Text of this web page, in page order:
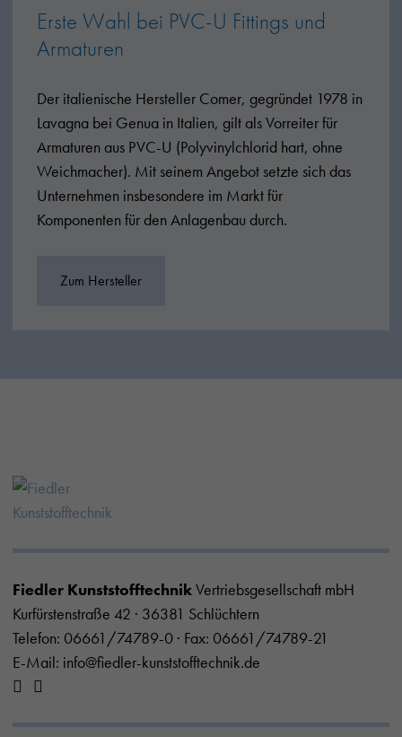
Erste Wahl bei PVC-U Fittings und
Armaturen
Der italienische Hersteller Comer, gegründet 1978 in
Lavagna bei Genua in Italien, gilt als Vorreiter für
Armaturen aus PVC-U (Polyvinylchlorid hart, ohne
Weichmacher). Mit seinem Angebot setzte sich das
Unternehmen insbesondere im Markt für
Komponenten für den Anlagenbau durch.
Zum Hersteller
Fiedler KunststofftechnikVertriebsgesellschaft mbH
Kurfürstenstraße 42 · 36381 Schlüchtern
Telefon: 06661/74789-0 · Fax: 06661/74789-21
E-Mail: info@fiedler-kunststofftechnik.de